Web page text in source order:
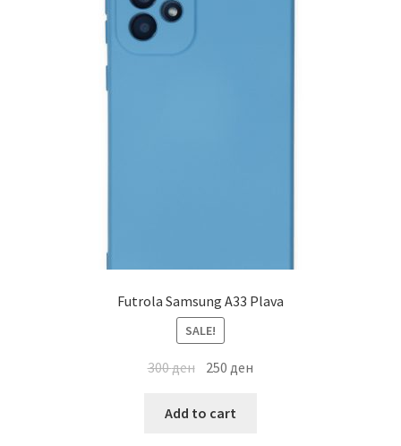
Futrola Samsung A33 Plava
SALE!
300ден 250 ден
Add to cart